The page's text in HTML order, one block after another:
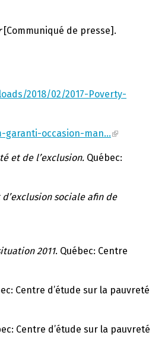
[Communiqué de presse].
2018/02/2017-Poverty-
garanti-occasion-man…
et de l’exclusion. Québec:
sociale afin de
2011. Québec: Centre
Centre d’étude sur la pauvreté
Centre d’étude sur la pauvreté